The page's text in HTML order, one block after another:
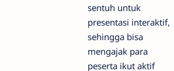
sentuh untuk
presentasi interaktif,
sehingga bisa
mengajak para
peserta ikut aktif